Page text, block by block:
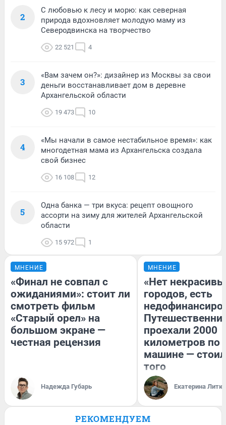
2
С любовью к лесу и морю: как северная
природа вдохновляет молодую маму из
Северодвинска на творчество
22 521 4
3
«Вам зачем он?»: дизайнер из Москвы за свои
деньги восстанавливает дом в деревне
Архангельской области
19 473 10
4
«Мы начали в самое нестабильное время»: как
многодетная мама из Архангельска создала
свой бизнес
16 108 12
5
Одна банка — три вкуса: рецепт овощного
ассорти на зиму для жителей Архангельской
области
15 972 1
МНЕНИЕ
«Финал не совпал с
ожиданиями»: стоит ли
смотреть фильм
«Старый орел» на
большом экране —
честная рецензия
Надежда Губарь
МНЕНИЕ
«Нет
городов, есть
проехали 2000
километров по
машине —
того
Екатерина
РЕКОМЕНДУЕМ